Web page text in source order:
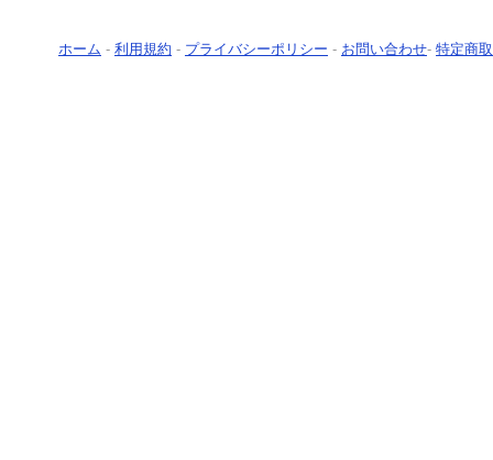
ホーム - 利用規約 - プライバシーポリシー - お問い合わせ- 特定商